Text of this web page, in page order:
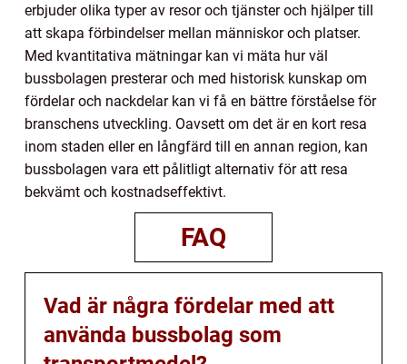
erbjuder olika typer av resor och tjänster och hjälper till
att skapa förbindelser mellan människor och platser.
Med kvantitativa mätningar kan vi mäta hur väl
bussbolagen presterar och med historisk kunskap om
fördelar och nackdelar kan vi få en bättre förståelse för
branschens utveckling. Oavsett om det är en kort resa
inom staden eller en långfärd till en annan region, kan
bussbolagen vara ett pålitligt alternativ för att resa
bekvämt och kostnadseffektivt.
FAQ
Vad är några fördelar med att
använda bussbolag som